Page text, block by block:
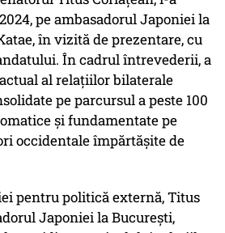
pe ambasadorul Japoniei la
în vizită de prezentare, cu
În cadrul întrevederii, a
al relațiilor bilaterale
pe parcursul a peste 100
și fundamentate pe
occidentale împărtășite de
pentru politică externă, Titus
Japoniei la București,